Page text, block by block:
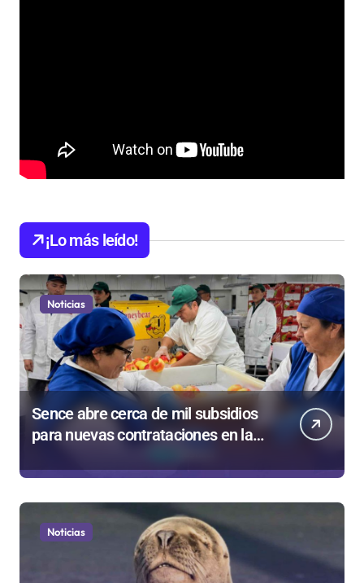
¡Lo más leído!
Noticias
Sence abre cerca de mil subsidios
para nuevas contrataciones en la
Noticias